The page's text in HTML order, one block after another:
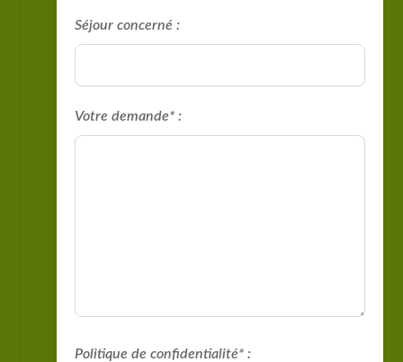
Séjour concerné :
Votre demande* :
Politique de confidentialité* :